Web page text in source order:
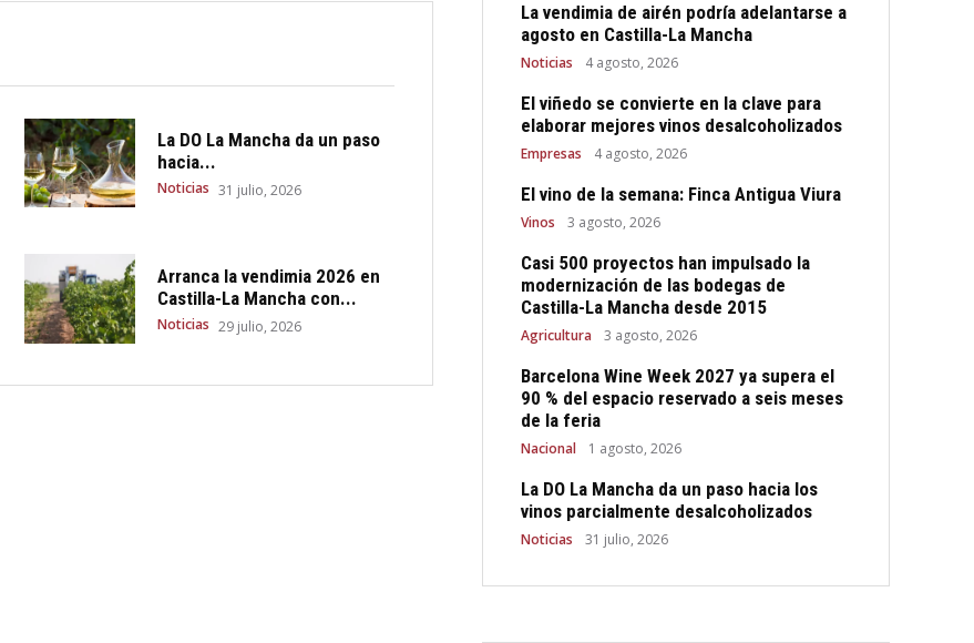
La DO La Mancha da un paso
hacia...
Noticias 31 julio, 2026
Arranca la vendimia 2026 en
Castilla-La Mancha con...
Noticias 29 julio, 2026
La vendimia de airén podría adelantarse a
agosto en Castilla-La Mancha
Noticias 4 agosto, 2026
El viñedo se convierte en la clave para
elaborar mejores vinos desalcoholizados
Empresas 4 agosto, 2026
El vino de la semana: Finca Antigua Viura
Vinos 3 agosto, 2026
Casi 500 proyectos han impulsado la
modernización de las bodegas de
Castilla-La Mancha desde 2015
Agricultura 3 agosto, 2026
Barcelona Wine Week 2027 ya supera el
90 % del espacio reservado a seis meses
de la feria
Nacional 1 agosto, 2026
La DO La Mancha da un paso hacia los
vinos parcialmente desalcoholizados
Noticias 31 julio, 2026